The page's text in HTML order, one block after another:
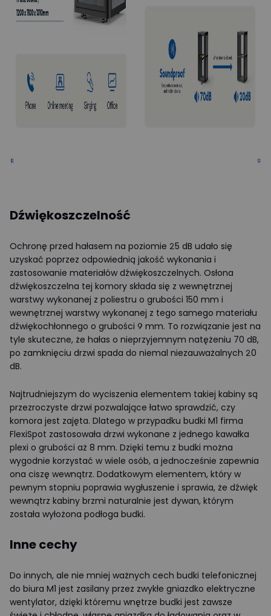
Dźwiękoszczelność
Ochronę przed hałasem na poziomie 25 dB udało się
uzyskać poprzez odpowiednią jakość wykonania i
zastosowanie materiałów dźwiękoszczelnych. Osłona
dźwiękoszczelna tej komory składa się z wewnętrznej
warstwy wykonanej z poliestru o grubości 150 mm i
wewnętrznej warstwy wykonanej z tego samego materiału
dźwiękochłonnego o grubości 9 mm. To rozwiązanie jest na
tyle skuteczne, że hałas o nieprzyjemnym natężeniu 70 dB,
po zamknięciu drzwi spada do niemal niezauważalnych 20
dB.
Najtrudniejszym do wyciszenia elementem takiej kabiny są
przezroczyste drzwi pozwalające łatwo sprawdzić, czy
komora jest zajęta. Dlatego w przypadku budki M1 firma
FlexiSpot zastosowała drzwi wykonane z jednego kawałka
plexi o grubości aż 8 mm. Dzięki temu z budki można
wygodnie korzystać w wiele osób, a jednocześnie zapewnia
ona ciszę wewnątrz. Dodatkowym elementem, który w
pewnym stopniu poprawia wygłuszenie i sprawia, że dźwięk
wewnątrz kabiny brzmi naturalnie jest dywan, którym
została wyłożona podłoga budki.
Inne cechy
Do innych, ale nie mniej ważnych cech budki telefonicznej
do biura M1 jest zasilany przez zwykłe gniazdko elektryczne
wentylator, dzięki któremu wnętrze budki jest zawsze